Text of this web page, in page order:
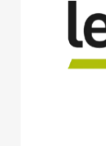
Leader Alès
leader
définies par
offensive de
dans le
domaine